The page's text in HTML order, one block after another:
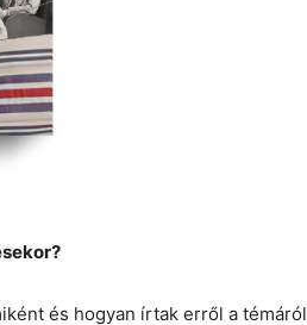
és hogyan írtak erről a témáról